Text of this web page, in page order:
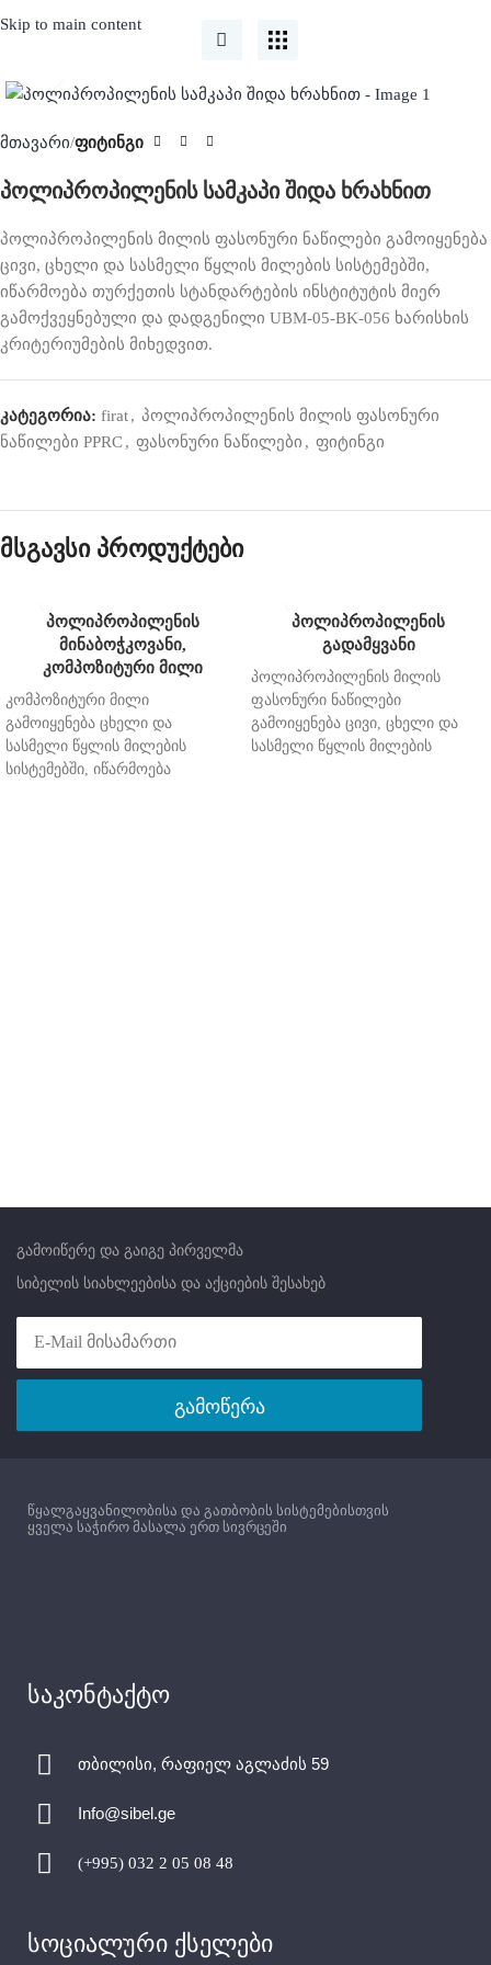
Skip to main content
მთავარი ფიტინგი
პოლიპროპილენის სამკაპი შიდა ხრახნით
პოლიპროპილენის მილის ფასონური ნაწილები გამოიყენება
ცივი, ცხელი და სასმელი წყლის მილების სისტემებში,
იწარმოება თურქეთის სტანდარტების ინსტიტუტის მიერ
გამოქვეყნებული და დადგენილი UBM-05-BK-056 ხარისხის
კრიტერიუმების მიხედვით.
კატეგორია: firat, პოლიპროპილენის მილის ფასონური
ნაწილები PPRC , ფასონური ნაწილები , ფიტინგი
მსგავსი პროდუქტები
პოლიპროპილენის
მინაბოჭკოვანი,
კომპოზიტური მილი
კომპოზიტური მილი
გამოიყენება ცხელი და
სასმელი წყლის მილების
სისტემებში, იწარმოება
პოლიპროპილენის
გადამყვანი
პოლიპროპილენის მილის
ფასონური ნაწილები
გამოიყენება ცივი, ცხელი და
სასმელი წყლის მილების
გამოიწერე და გაიგე პირველმა
სიბელის სიახლეებისა და აქციების შესახებ
გამოწერა
წყალგაყვანილობისა და გათბობის სისტემებისთვის
ყველა საჭირო მასალა ერთ სივრცეში
საკონტაქტო
თბილისი, რაფიელ აგლაძის 59
Info@sibel.ge
(+995) 032 2 05 08 48
სოციალური ქსელები